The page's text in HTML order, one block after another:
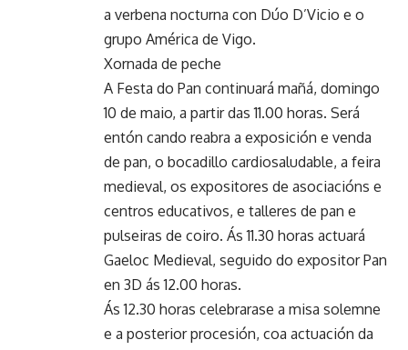
a verbena nocturna con Dúo D’Vicio e o
grupo América de Vigo.
Xornada de peche
A Festa do Pan continuará mañá, domingo
10 de maio, a partir das 11.00 horas. Será
entón cando reabra a exposición e venda
de pan, o bocadillo cardiosaludable, a feira
medieval, os expositores de asociacións e
centros educativos, e talleres de pan e
pulseiras de coiro. Ás 11.30 horas actuará
Gaeloc Medieval, seguido do expositor Pan
en 3D ás 12.00 horas.
Ás 12.30 horas celebrarase a misa solemne
e a posterior procesión, coa actuación da